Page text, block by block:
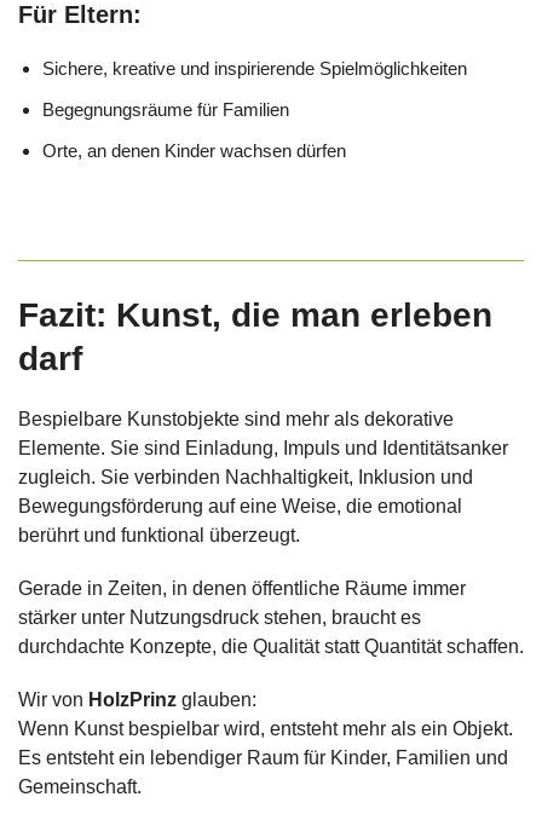
Für Eltern:
Sichere, kreative und inspirierende Spielmöglichkeiten
Begegnungsräume für Familien
Orte, an denen Kinder wachsen dürfen
Fazit: Kunst, die man erleben
darf
Bespielbare Kunstobjekte sind mehr als dekorative
Elemente. Sie sind Einladung, Impuls und Identitätsanker
zugleich. Sie verbinden Nachhaltigkeit, Inklusion und
Bewegungsförderung auf eine Weise, die emotional
berührt und funktional überzeugt.
Gerade in Zeiten, in denen öffentliche Räume immer
stärker unter Nutzungsdruck stehen, braucht es
durchdachte Konzepte, die Qualität statt Quantität schaffen.
Wir von HolzPrinz glauben:
Wenn Kunst bespielbar wird, entsteht mehr als ein Objekt.
Es entsteht ein lebendiger Raum für Kinder, Familien und
Gemeinschaft.